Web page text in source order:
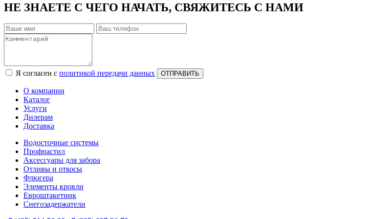
НЕ ЗНАЕТЕ С ЧЕГО НАЧАТЬ, СВЯЖИТЕСЬ С НАМИ
Я согласен с политикой передачи данных ОТПРАВИТЬ
О компании
Каталог
Услуги
Дилерам
Доставка
Водосточные системы
Профнастил
Аксессуары для забора
Отливы и откосы
Флюгера
Элементы кровли
Евроштакетник
Снегозадержатели